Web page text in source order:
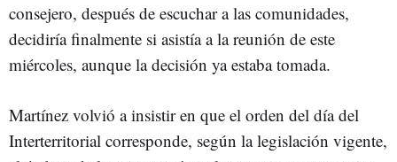
consejero, después de escuchar a las comunidades,
decidiría finalmente si asistía a la reunión de este
miércoles, aunque la decisión ya estaba tomada.
Martínez volvió a insistir en que el orden del día del
Interterritorial corresponde, según la legislación vigente,